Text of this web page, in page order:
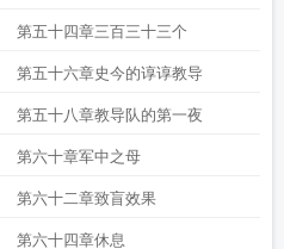
第五十四章三百三十三个
第五十六章史今的谆谆教导
第五十八章教导队的第一夜
第六十章军中之母
第六十二章致盲效果
第六十四章休息